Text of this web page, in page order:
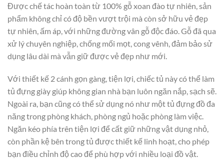
Được chế tác hoàn toàn từ 100% gỗ xoan đào tự nhiên, sản
phẩm không chỉ có độ bền vượt trội mà còn sở hữu vẻ đẹp
tự nhiên, ấm áp, với những đường vân gỗ độc đáo. Gỗ đã qua
xử lý chuyên nghiệp, chống mối mọt, cong vênh, đảm bảo sử
dụng lâu dài mà vẫn giữ được vẻ đẹp như mới.
Với thiết kế 2 cánh gọn gàng, tiện lợi, chiếc tủ này có thể làm
tủ đựng giày giúp không gian nhà bạn luôn ngăn nắp, sạch sẽ.
Ngoài ra, bạn cũng có thể sử dụng nó như một tủ đựng đồ đa
năng trong phòng khách, phòng ngủ hoặc phòng làm việc.
Ngăn kéo phía trên tiện lợi để cất giữ những vật dụng nhỏ,
còn phần kệ bên trong tủ được thiết kế linh hoạt, cho phép
bạn điều chỉnh độ cao để phù hợp với nhiều loại đồ vật.